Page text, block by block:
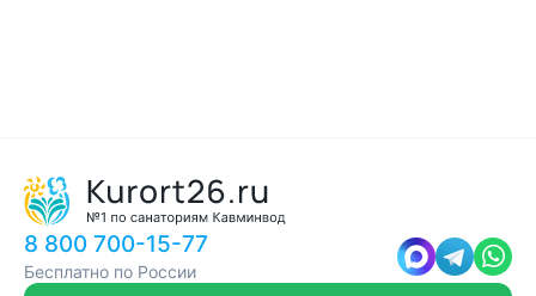
8 800 700-15-77
Бесплатно по России